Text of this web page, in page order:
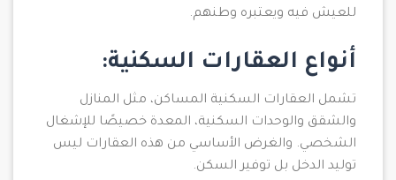
للعيش فيه ويعتبره وطنهم.
أنواع العقارات السكنية:
تشمل العقارات السكنية المساكن، مثل المنازل
والشقق والوحدات السكنية، المعدة خصيصًا للإشغال
الشخصي. والغرض الأساسي من هذه العقارات ليس
توليد الدخل بل توفير السكن.